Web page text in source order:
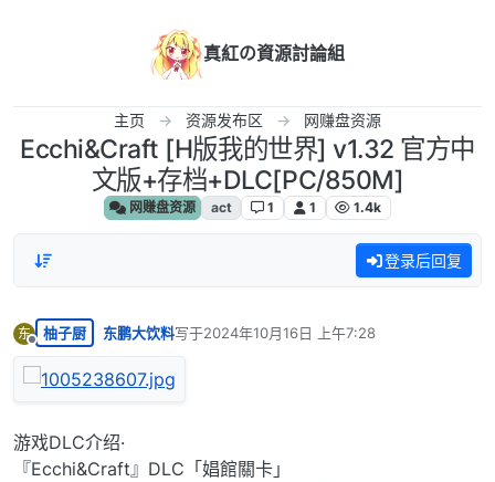
真紅の資源討論組
主页 资源发布区 网赚盘资源
Ecchi&Craft [H版我的世界] v1.32 官方中
文版+存档+DLC[PC/850M]
网赚盘资源 act 1 1 1.4k
登录后回复
东
离线
柚子厨 东鹏大饮料写于2024年10月16日 上午7:28
最后由 编辑
游戏DLC介绍·
『Ecchi&Craft』DLC「娼館關卡」